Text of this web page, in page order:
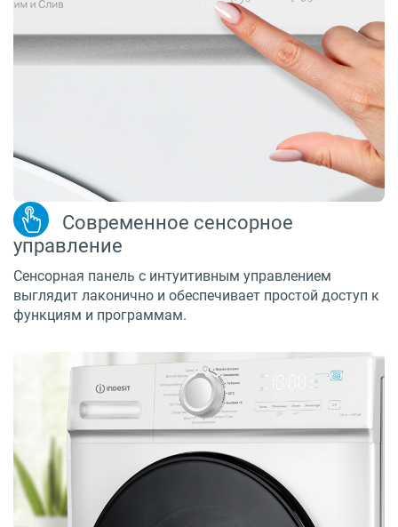
Современное сенсорное
управление
Сенсорная панель с интуитивным управлением
выглядит лаконично и обеспечивает простой доступ к
функциям и программам.